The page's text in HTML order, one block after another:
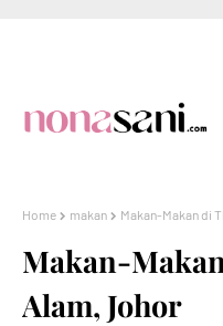
Home makan Makan-Makan di
Makan-
Alam, Johor